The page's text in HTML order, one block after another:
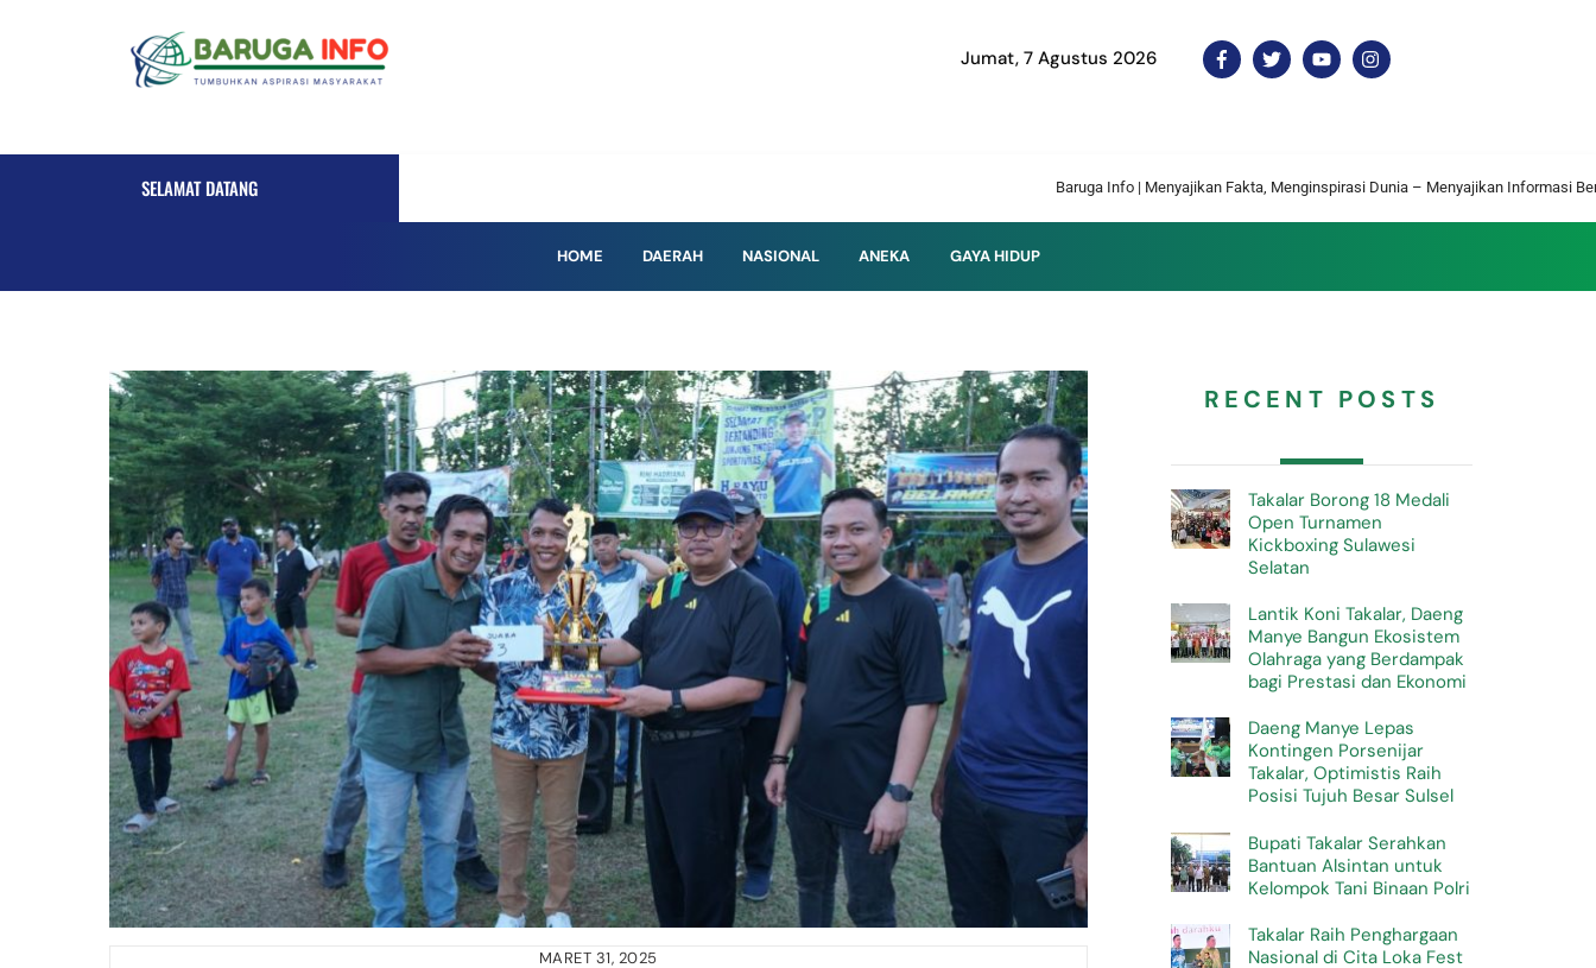
Jumat, 7 Agustus 2026
Icon
Icon
Icon
Icon
SELAMAT DATANG Baruga Info | Menyajikan Fakta, Menginspirasi Dunia – Menyajikan Informasi Berita Terkini
HOME DAERAH NASIONAL ANEKA GAYA HIDUP
MARET 31, 2025
RECENT POSTS
Takalar Borong 18 Medali
Open Turnamen
Kickboxing Sulawesi
Selatan
Lantik Koni Takalar, Daeng
Manye Bangun Ekosistem
Olahraga yang Berdampak
bagi Prestasi dan Ekonomi
Daeng Manye Lepas
Kontingen Porsenijar
Takalar, Optimistis Raih
Posisi Tujuh Besar Sulsel
Bupati Takalar Serahkan
Bantuan Alsintan untuk
Kelompok Tani Binaan Polri
Takalar Raih Penghargaan
Nasional di Cita Loka Fest